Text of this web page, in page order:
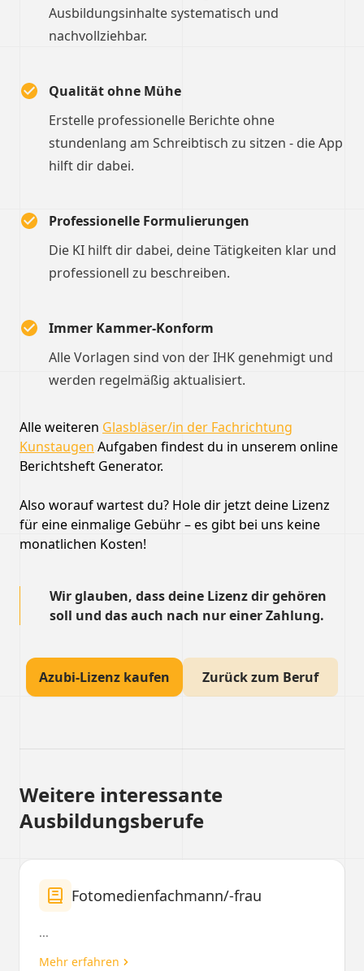
Ausbildungsinhalte systematisch und
nachvollziehbar.
Qualität ohne Mühe
Erstelle professionelle Berichte ohne
stundenlang am Schreibtisch zu sitzen - die App
hilft dir dabei.
Professionelle Formulierungen
Die KI hilft dir dabei, deine Tätigkeiten klar und
professionell zu beschreiben.
Immer Kammer-Konform
Alle Vorlagen sind von der IHK genehmigt und
werden regelmäßig aktualisiert.
Alle weiteren Glasbläser/in der Fachrichtung
Kunstaugen Aufgaben findest du in unserem online
Berichtsheft Generator.
Also worauf wartest du? Hole dir jetzt deine Lizenz
für eine einmalige Gebühr – es gibt bei uns keine
monatlichen Kosten!
Wir glauben, dass deine Lizenz dir gehören
soll und das auch nach nur einer Zahlung.
Azubi-Lizenz kaufen Zurück zum Beruf
Weitere interessante
Ausbildungsberufe
Fotomedienfachmann/-frau
...
Mehr erfahren